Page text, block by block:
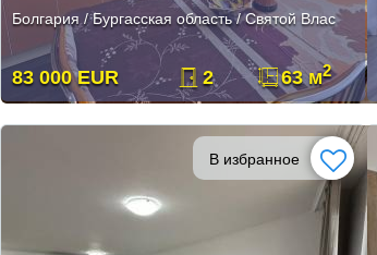
Болгария / Бургасская область / Святой Влас
83 000 EUR 2 63 м2
В избранное